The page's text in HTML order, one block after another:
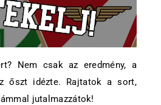
Nem csak az eredmény, a
őszt idézte. Rajtatok a sort,
jutalmazzátok!